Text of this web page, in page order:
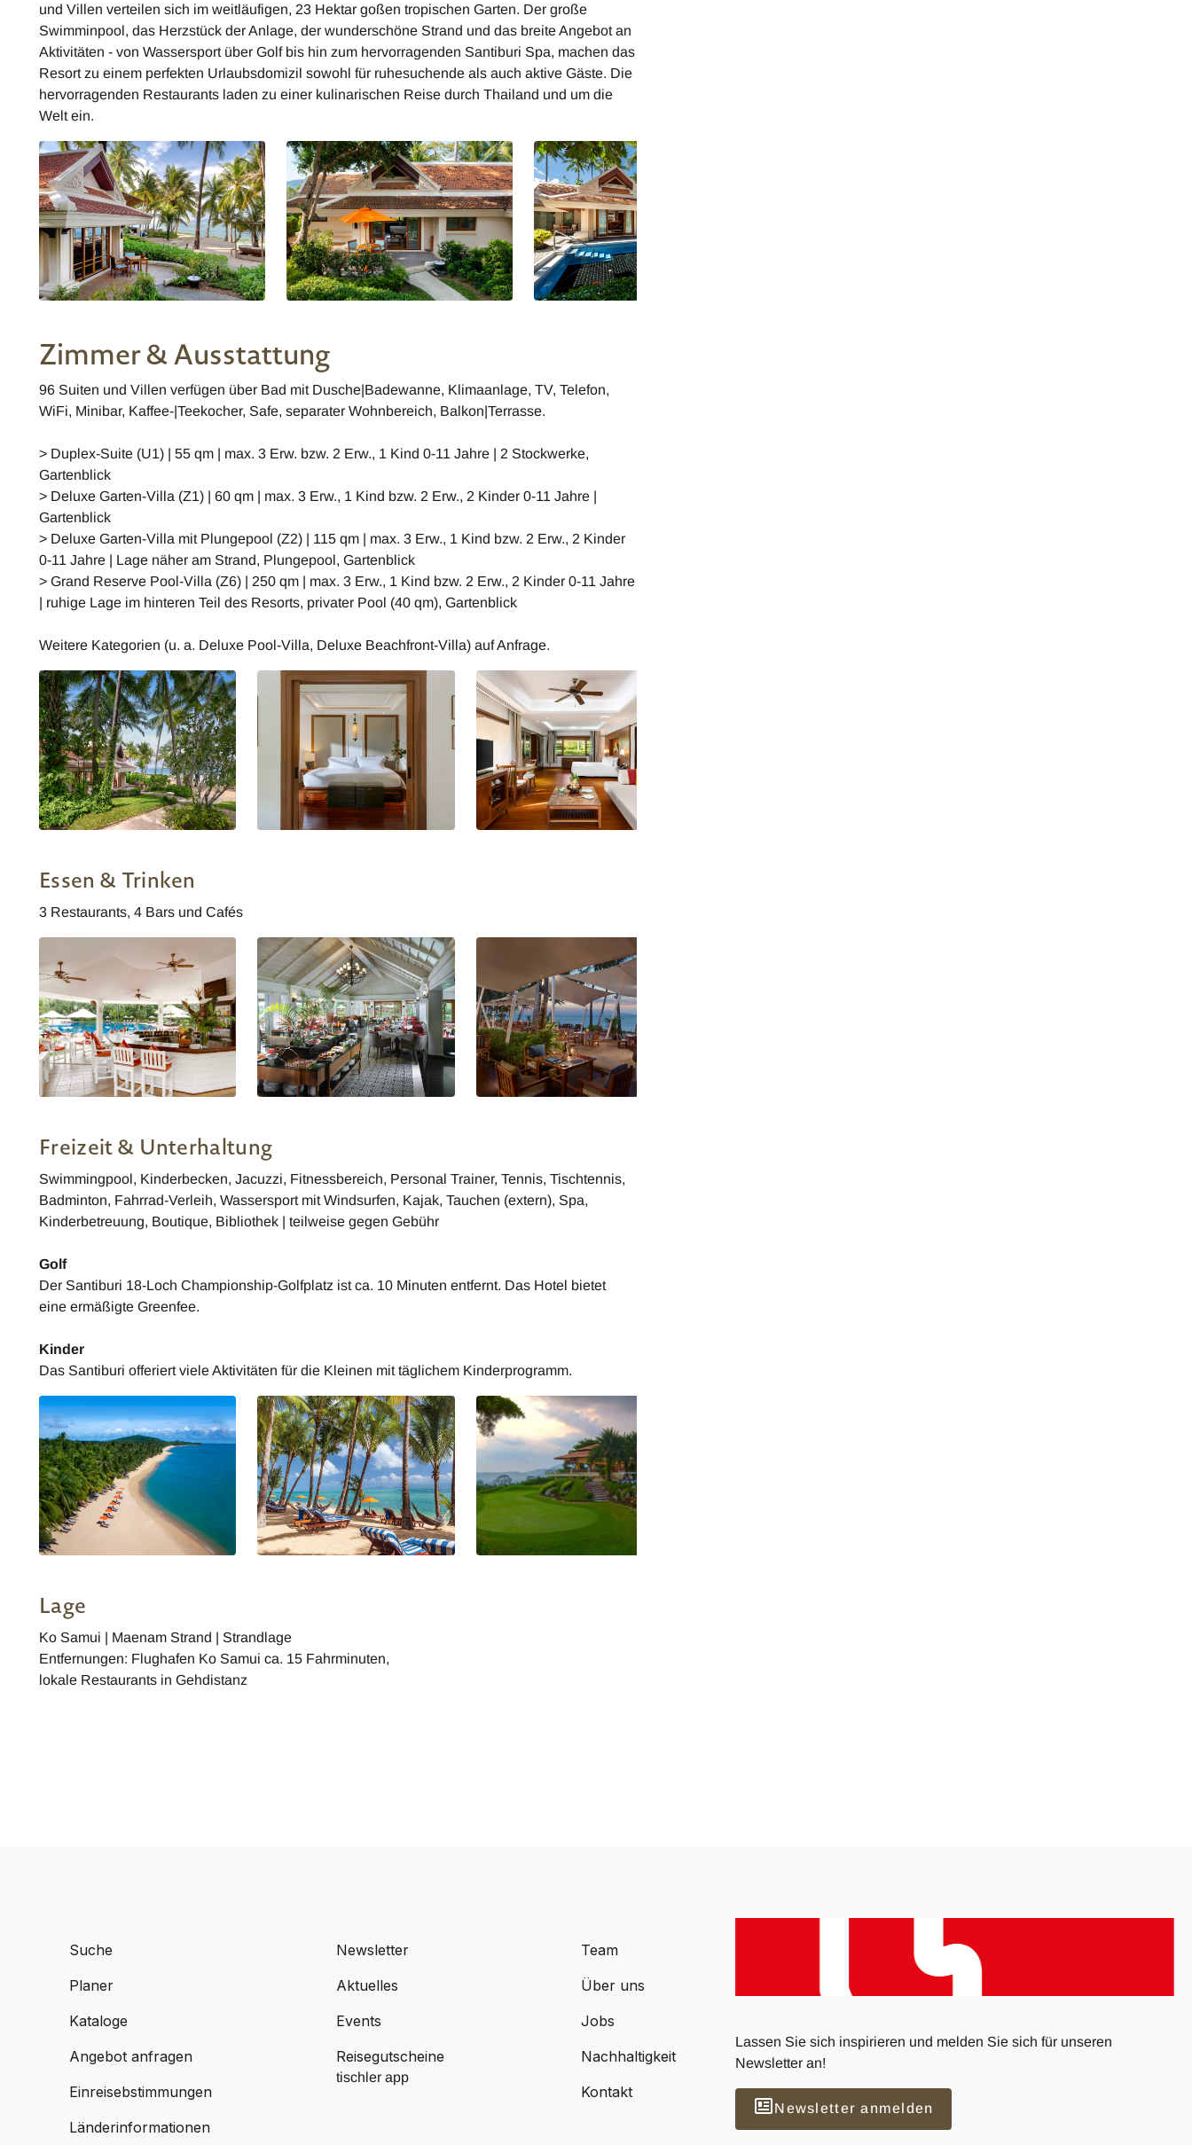
und Villen verteilen sich im weitläufigen, 23 Hektar goßen tropischen Garten. Der große
Swimminpool, das Herzstück der Anlage, der wunderschöne Strand und das breite Angebot an
Aktivitäten - von Wassersport über Golf bis hin zum hervorragenden Santiburi Spa, machen das
Resort zu einem perfekten Urlaubsdomizil sowohl für ruhesuchende als auch aktive Gäste. Die
hervorragenden Restaurants laden zu einer kulinarischen Reise durch Thailand und um die
Welt ein.
Zimmer & Ausstattung
96 Suiten und Villen verfügen über Bad mit Dusche|Badewanne, Klimaanlage, TV, Telefon,
WiFi, Minibar, Kaffee-|Teekocher, Safe, separater Wohnbereich, Balkon|Terrasse.
> Duplex-Suite (U1) | 55 qm | max. 3 Erw. bzw. 2 Erw., 1 Kind 0-11 Jahre | 2 Stockwerke,
Gartenblick
> Deluxe Garten-Villa (Z1) | 60 qm | max. 3 Erw., 1 Kind bzw. 2 Erw., 2 Kinder 0-11 Jahre |
Gartenblick
> Deluxe Garten-Villa mit Plungepool (Z2) | 115 qm | max. 3 Erw., 1 Kind bzw. 2 Erw., 2 Kinder
0-11 Jahre | Lage näher am Strand, Plungepool, Gartenblick
> Grand Reserve Pool-Villa (Z6) | 250 qm | max. 3 Erw., 1 Kind bzw. 2 Erw., 2 Kinder 0-11 Jahre
| ruhige Lage im hinteren Teil des Resorts, privater Pool (40 qm), Gartenblick
Weitere Kategorien (u. a. Deluxe Pool-Villa, Deluxe Beachfront-Villa) auf Anfrage.
Essen & Trinken
3 Restaurants, 4 Bars und Cafés
Freizeit & Unterhaltung
Swimmingpool, Kinderbecken, Jacuzzi, Fitnessbereich, Personal Trainer, Tennis, Tischtennis,
Badminton, Fahrrad-Verleih, Wassersport mit Windsurfen, Kajak, Tauchen (extern), Spa,
Kinderbetreuung, Boutique, Bibliothek | teilweise gegen Gebühr
Golf
Der Santiburi 18-Loch Championship-Golfplatz ist ca. 10 Minuten entfernt. Das Hotel bietet
eine ermäßigte Greenfee.
Kinder
Das Santiburi offeriert viele Aktivitäten für die Kleinen mit täglichem Kinderprogramm.
Lage
Ko Samui | Maenam Strand | Strandlage
Entfernungen: Flughafen Ko Samui ca. 15 Fahrminuten,
lokale Restaurants in Gehdistanz
Suche
Planer
Kataloge
Angebot anfragen
Einreisebstimmungen
Länderinformationen
Newsletter
Aktuelles
Events
Reisegutscheine
tischler app
Team
Über uns
Jobs
Nachhaltigkeit
Kontakt
Lassen Sie sich inspirieren und melden Sie sich für unseren
Newsletter an!
Newsletter anmelden